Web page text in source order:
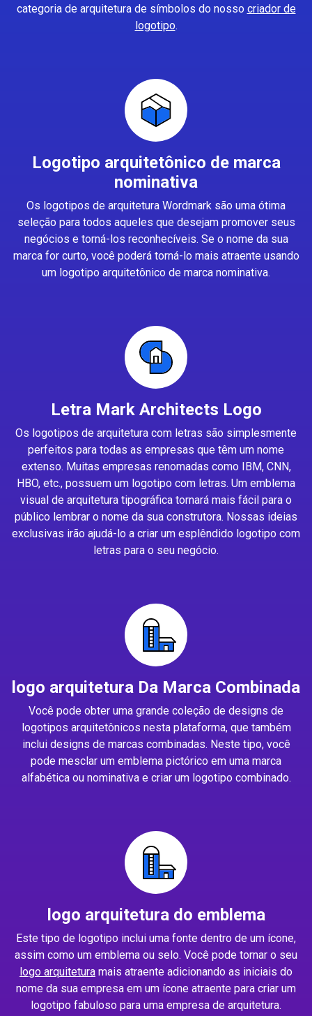
categoria de arquitetura de símbolos do nosso criador de
logotipo.
Logotipo arquitetônico de marca
nominativa
Os logotipos de arquitetura Wordmark são uma ótima
seleção para todos aqueles que desejam promover seus
negócios e torná-los reconhecíveis. Se o nome da sua
marca for curto, você poderá torná-lo mais atraente usando
um logotipo arquitetônico de marca nominativa.
Letra Mark Architects Logo
Os logotipos de arquitetura com letras são simplesmente
perfeitos para todas as empresas que têm um nome
extenso. Muitas empresas renomadas como IBM, CNN,
HBO, etc., possuem um logotipo com letras. Um emblema
visual de arquitetura tipográfica tornará mais fácil para o
público lembrar o nome da sua construtora. Nossas ideias
exclusivas irão ajudá-lo a criar um esplêndido logotipo com
letras para o seu negócio.
logo arquitetura Da Marca Combinada
Você pode obter uma grande coleção de designs de
logotipos arquitetônicos nesta plataforma, que também
inclui designs de marcas combinadas. Neste tipo, você
pode mesclar um emblema pictórico em uma marca
alfabética ou nominativa e criar um logotipo combinado.
logo arquitetura do emblema
Este tipo de logotipo inclui uma fonte dentro de um ícone,
assim como um emblema ou selo. Você pode tornar o seu
logo arquitetura mais atraente adicionando as iniciais do
nome da sua empresa em um ícone atraente para criar um
logotipo fabuloso para uma empresa de arquitetura.